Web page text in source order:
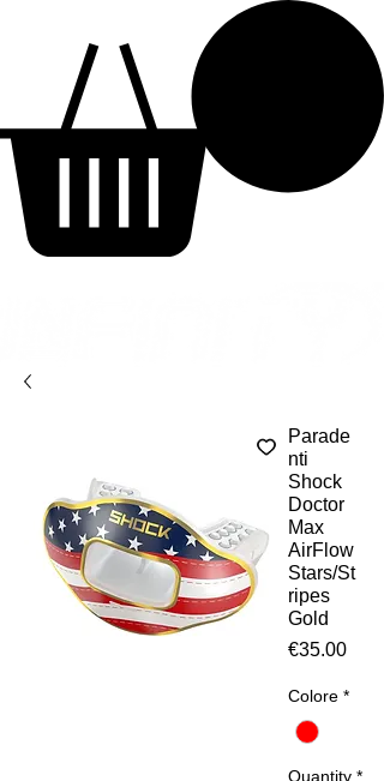
Parade
nti
Shock
Doctor
Max
AirFlow
Stars/St
ripes
Gold
€35.00Price
Colore *
Quantity *